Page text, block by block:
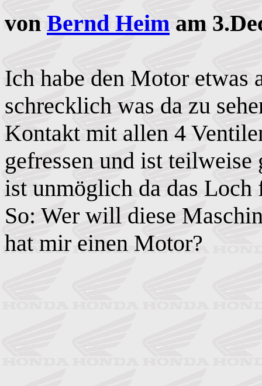
von Bernd Heim am
Ich habe den Motor etwas
schrecklich was da zu
Kontakt mit allen 4
gefressen und ist teilweise
ist unmöglich da das
So: Wer will diese
hat mir einen Motor?